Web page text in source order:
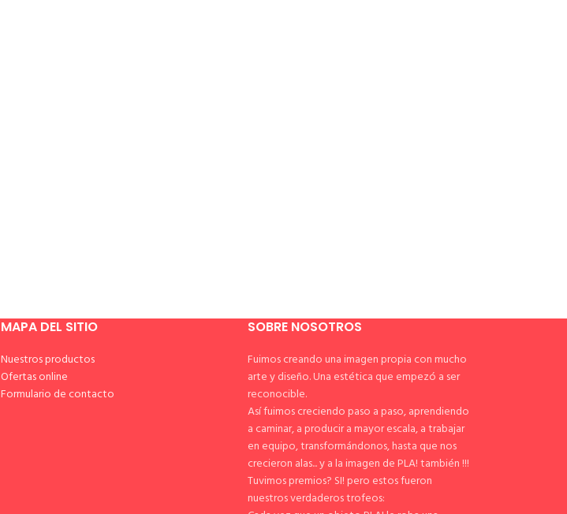
MAPA DEL SITIO
Nuestros productos
Ofertas online
Formulario de contacto
SOBRE NOSOTROS
Fuimos creando una imagen propia con mucho
arte y diseño. Una estética que empezó a ser
reconocible.
Así fuimos creciendo paso a paso, aprendiendo
a caminar, a producir a mayor escala, a trabajar
en equipo, transformándonos, hasta que nos
crecieron alas... y a la imagen de PLA! también !!!
Tuvimos premios? SI! pero estos fueron
nuestros verdaderos trofeos: